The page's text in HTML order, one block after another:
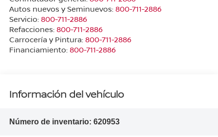
Autos nuevos y Seminuevos: 800-711-2886
Servicio: 800-711-2886
Refacciones: 800-711-2886
Carrocería y Pintura: 800-711-2886
Financiamiento: 800-711-2886
Información del vehículo
Número de inventario: 620953